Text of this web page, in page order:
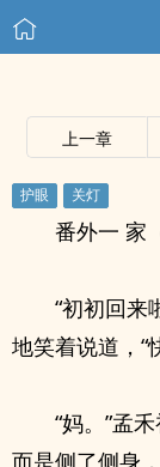
上一章
番外一 家
“初初回来
地笑着说道，“
“妈。”孟
而是侧了侧身